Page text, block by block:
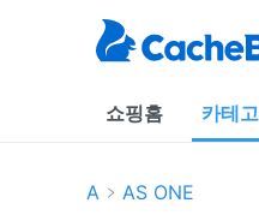
쇼핑홈 카테
A AS ONE